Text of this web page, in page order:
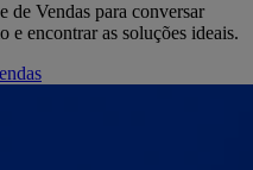
de Vendas para conversar
e encontrar as soluções ideais.